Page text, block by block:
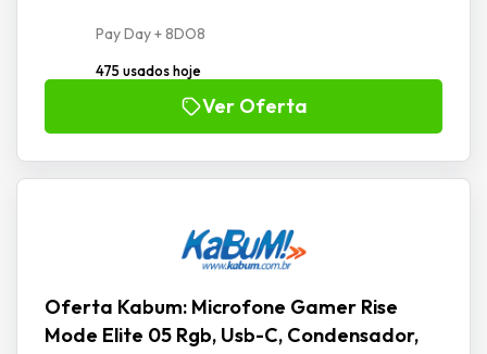
Pay Day + 8DO8
475 usados hoje
Ver Oferta
Oferta Kabum: Microfone Gamer Rise
Mode Elite 05 Rgb, Usb-C, Condensador,